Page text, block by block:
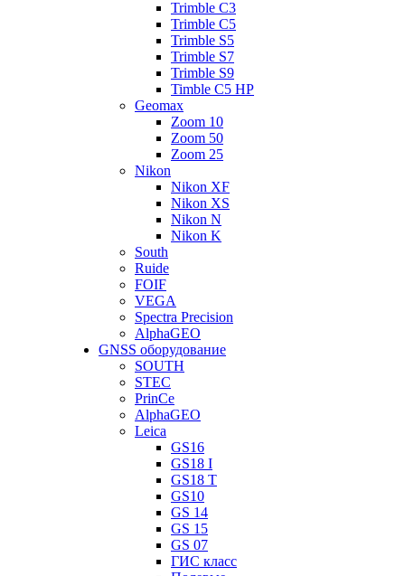
Trimble C3
Trimble C5
Trimble S5
Trimble S7
Trimble S9
Timble C5 HP
Geomax
Zoom 10
Zoom 50
Zoom 25
Nikon
Nikon XF
Nikon XS
Nikon N
Nikon K
South
Ruide
FOIF
VEGA
Spectra Precision
AlphaGEO
GNSS оборудование
SOUTH
STEC
PrinCe
AlphaGEO
Leica
GS16
GS18 I
GS18 T
GS10
GS 14
GS 15
GS 07
ГИС класс